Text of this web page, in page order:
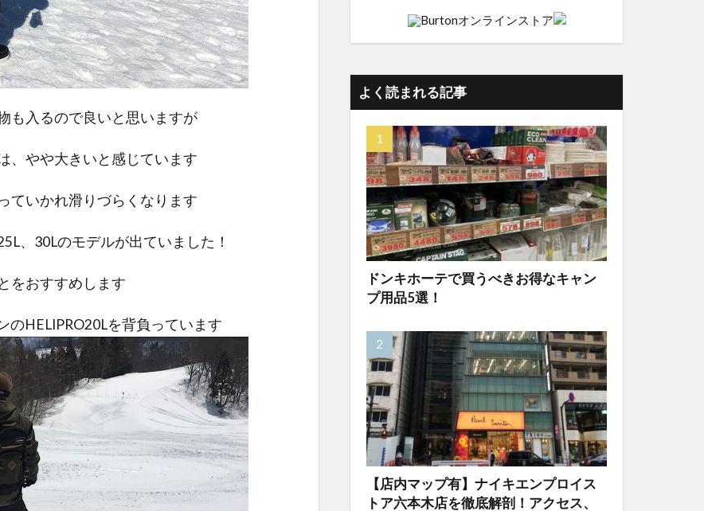
も入るので良いと思いますが
、やや大きいと感じています
ていかれ滑りづらくなります
、30Lのモデルが出ていました！
をおすすめします
のHELIPRO20Lを背負っています
よく読まれる記事
ドンキホーテで買うべきお得なキャン
プ用品5選！
【店内マップ有】ナイキエンプロイス
トア六本木店を徹底解剖！アクセス、